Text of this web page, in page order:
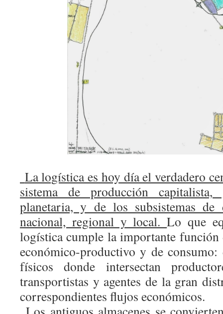
La logística es hoy día el verdadero
sistema de producción capitalista,
planetaria, y de los subsistemas
nacional, regional y local.Lo que
logística cumple la importante
económico-productivo y de
físicos donde intersectan
transportistas y agentes de la gran
correspondientes flujos económicos.